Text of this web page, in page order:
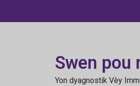
Swen pou
Yon dyagnostik Vèy